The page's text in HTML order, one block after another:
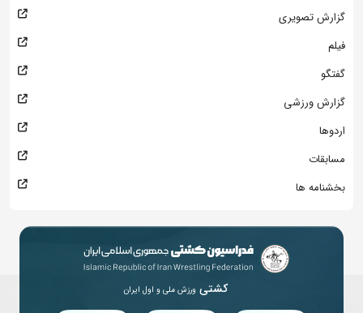
گزارش تصویری
فیلم
گفتگو
گزارش ورزشی
اردوها
مسابقات
بخشنامه ها
کشتی ورزش ملی و اول ایران